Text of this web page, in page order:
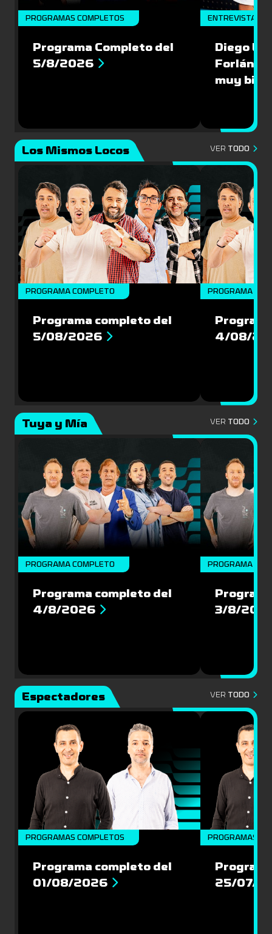
PROGRAMAS COMPLETOS
Programa Completo del
5/8/2026
ENTREVISTA
Diego
Forlán le
muy
Los Mismos Locos VER TODO
PROGRAMA COMPLETO
Programa completo del
5/08/2026
PROGRAMA
4/08/
Tuya y Mía VER TODO
PROGRAMA COMPLETO
Programa completo del
4/8/2026
PROGRAMA
3/8/
Espectadores VER TODO
PROGRAMAS COMPLETOS
Programa completo del
01/08/2026
PROGRAMAS
25/07/